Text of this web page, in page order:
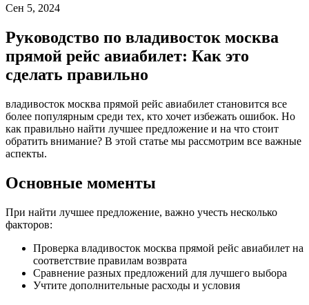
Сен 5, 2024
Руководство по владивосток москва
прямой рейс авиабилет: Как это
сделать правильно
владивосток москва прямой рейс авиабилет становится все
более популярным среди тех, кто хочет избежать ошибок. Но
как правильно найти лучшее предложение и на что стоит
обратить внимание? В этой статье мы рассмотрим все важные
аспекты.
Основные моменты
При найти лучшее предложение, важно учесть несколько
факторов:
Проверка владивосток москва прямой рейс авиабилет на
соответствие правилам возврата
Сравнение разных предложений для лучшего выбора
Учтите дополнительные расходы и условия